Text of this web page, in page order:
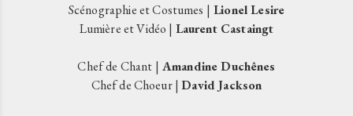
Scénographie et Costumes | Lionel Lesire
Lumière et Vidéo | Laurent Castaingt
Chef de Chant | Amandine Duchênes
Chef de Choeur |David Jackson